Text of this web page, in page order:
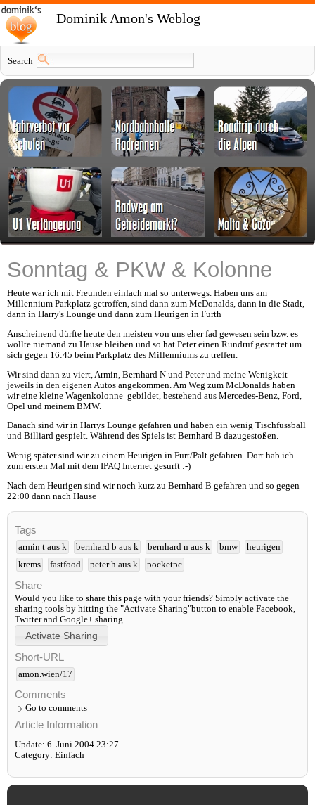
Dominik Amon's Weblog
Search
Sonntag & PKW & Kolonne
Heute war ich mit Freunden einfach mal so unterwegs. Haben uns am
Millennium Parkplatz getroffen, sind dann zum McDonalds, dann in die Stadt,
dann in Harry's Lounge und dann zum Heurigen in Furth
Anscheinend dürfte heute den meisten von uns eher fad gewesen sein bzw. es
wollte niemand zu Hause bleiben und so hat Peter einen Rundruf gestartet um
sich gegen 16:45 beim Parkplatz des Millenniums zu treffen.
Wir sind dann zu viert, Armin, Bernhard N und Peter und meine Wenigkeit
jeweils in den eigenen Autos angekommen. Am Weg zum McDonalds haben
wir eine kleine Wagenkolonne gebildet, bestehend aus Mercedes-Benz, Ford,
Opel und meinem BMW.
Danach sind wir in Harrys Lounge gefahren und haben ein wenig Tischfussball
und Billiard gespielt. Während des Spiels ist Bernhard B dazugestoßen.
Wenig später sind wir zu einem Heurigen in Furt/Palt gefahren. Dort hab ich
zum ersten Mal mit dem IPAQ Internet gesurft :-)
Nach dem Heurigen sind wir noch kurz zu Bernhard B gefahren und so gegen
22:00 dann nach Hause
Tags
armin t aus k bernhard b aus k bernhard n aus k bmw
heurigen
krems
fastfood peter h aus k pocketpc
Share
Would you like to share this page with your friends? Simply activate the
sharing tools by hitting the "Activate Sharing"button to enable Facebook,
Twitter and Google+ sharing.
Short-URL
amon.wien/17
Comments
Go to comments
Article Information
Update: 6. Juni 2004 23:27
Category: Einfach